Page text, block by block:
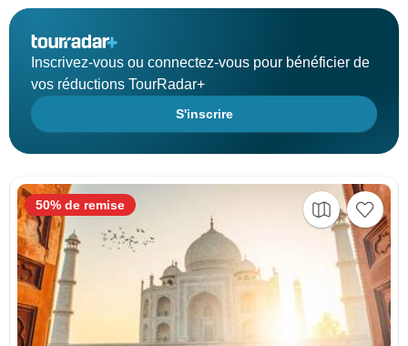
Inscrivez-vous ou connectez-vous pour bénéficier de
vos réductions TourRadar+
S'inscrire
50% de remise